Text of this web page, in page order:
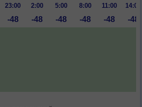
23:00 2:00 5:00 8:00 11:00 14:00
-48 -48 -48 -48 -48 -48